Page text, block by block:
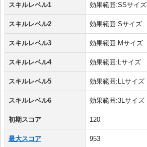
スキルレベル1 効果範囲:SSサイズ
スキルレベル2 効果範囲:Sサイズ
スキルレベル3 効果範囲:Mサイズ
スキルレベル4 効果範囲:Lサイズ
スキルレベル5 効果範囲:LLサイズ
スキルレベル6 効果範囲:3Lサイズ
初期スコア 120
最大スコア 953